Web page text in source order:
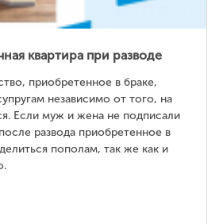
квартира при разводе
приобретенное в браке,
независимо от того, на
Если муж и жена не подписали
развода приобретенное в
пополам, так же как и